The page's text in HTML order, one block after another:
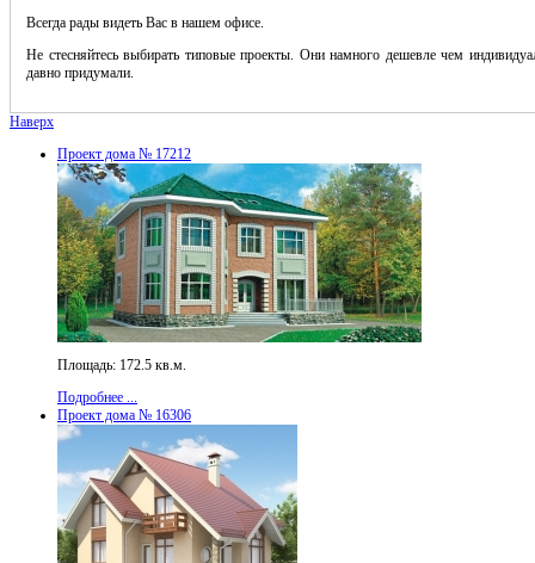
Всегда рады видеть Вас в нашем офисе.
Не стесняйтесь выбирать типовые проекты. Они намного дешевле чем
давно придумали.
Наверх
Проект дома № 17212
Площадь: 172.5 кв.м.
Подробнее ...
Проект дома № 16306